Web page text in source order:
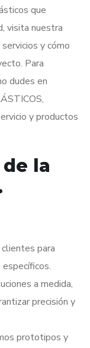
que
visita nuestra
y cómo
Para
dudes en
y productos
la
para
a medida,
precisión y
prototipos y